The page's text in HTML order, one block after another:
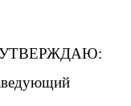
совете